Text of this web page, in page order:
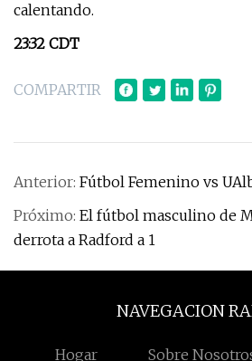
calentando.
23:32 CDT
COMPARTIR
Anterior: Fútbol Femenino vs
Próximo: El fútbol masculino de
derrota a Radford a 1
NAVEGACION
Hogar Sobre